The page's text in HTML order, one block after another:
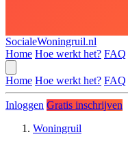
SocialeWoningruil.nl
Home Hoe werkt het? FAQ
Home Hoe werkt het? FAQ
Inloggen Gratis inschrijven
Woningruil